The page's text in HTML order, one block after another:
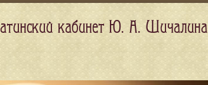
кабинет Ю. А. Шичалина